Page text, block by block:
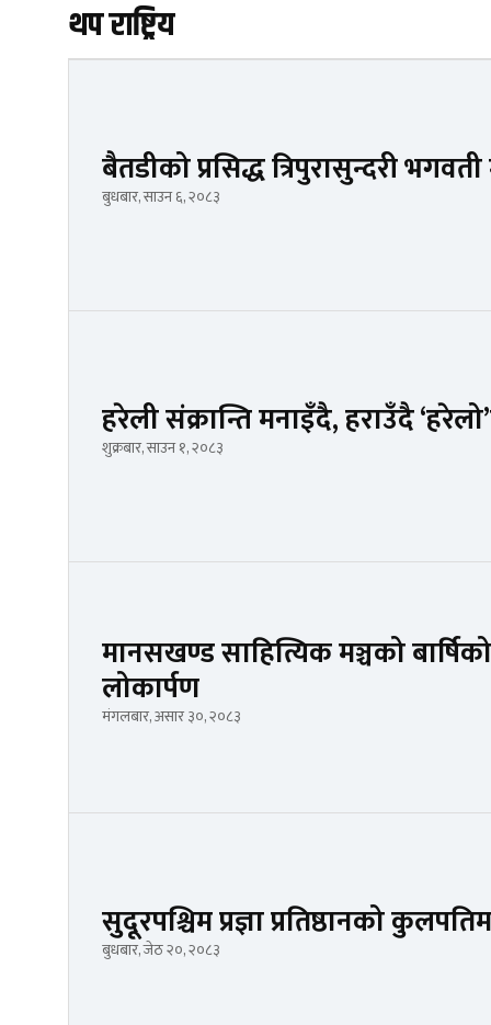
थप राष्ट्रिय
बैतडीको प्रसिद्ध त्रिपुरासुन्दरी
बुधबार, साउन ६, २०८३
हरेली संक्रान्ति मनाइँदै, हराउँदै
शुक्रबार, साउन १, २०८३
मानसखण्ड साहित्यिक मञ्चको
लोकार्पण
मंगलबार, असार ३०, २०८३
सुदूरपश्चिम प्रज्ञा प्रतिष्ठानको
बुधबार, जेठ २०, २०८३